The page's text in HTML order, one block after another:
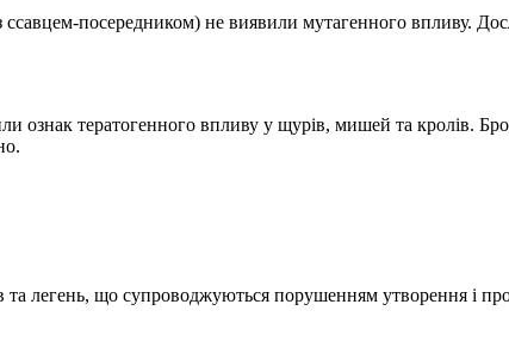
ссавцем-посередником) не виявили мутагенного впливу.
ознак тератогенного впливу у щурів, мишей та кролів.
та легень, що супроводжуються порушенням утворення і